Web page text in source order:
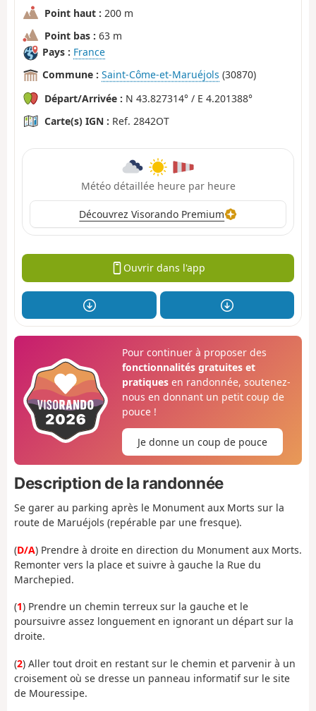
Point haut : 200 m
Point bas : 63 m
Pays : France
Commune : Saint-Côme-et-Maruéjols (30870)
Départ/Arrivée : N 43.827314° / E 4.201388°
Carte(s) IGN : Ref. 2842OT
Météo détaillée heure par heure
Découvrez Visorando Premium
Ouvrir dans l'app
Pour continuer à proposer des
fonctionnalités gratuites et
pratiquesen randonnée, soutenez-
nous en donnant un petit coup de
pouce !
Je donne un coup de pouce
Description de la randonnée
Se garer au parking après le Monument aux Morts sur la
route de Maruéjols (repérable par une fresque).
(D/A) Prendre à droite en direction du Monument aux Morts.
Remonter vers la place et suivre à gauche la Rue du
Marchepied.
(1) Prendre un chemin terreux sur la gauche et le
poursuivre assez longuement en ignorant un départ sur la
droite.
(2) Aller tout droit en restant sur le chemin et parvenir à un
croisement où se dresse un panneau informatif sur le site
de Mouressipe.